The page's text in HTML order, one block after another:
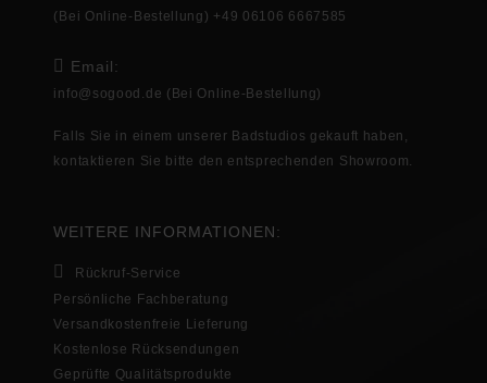
(Bei Online-Bestellung) +49 06106 6667585
Email:
info@sogood.de (Bei Online-Bestellung)
Falls Sie in einem unserer Badstudios gekauft haben,
kontaktieren Sie bitte den entsprechenden Showroom.
WEITERE INFORMATIONEN:
Rückruf-Service
Persönliche Fachberatung
Versandkostenfreie Lieferung
Kostenlose Rücksendungen
Geprüfte Qualitätsprodukte